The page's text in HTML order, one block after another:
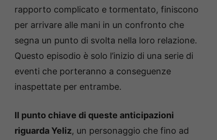
rapporto complicato e tormentato, finiscono
per arrivare alle mani in un confronto che
segna un punto di svolta nella loro relazione.
Questo episodio è solo l’inizio di una serie di
eventi che porteranno a conseguenze
inaspettate per entrambe.
Il punto chiave di queste anticipazioni
riguarda Yeliz, un personaggio che fino ad